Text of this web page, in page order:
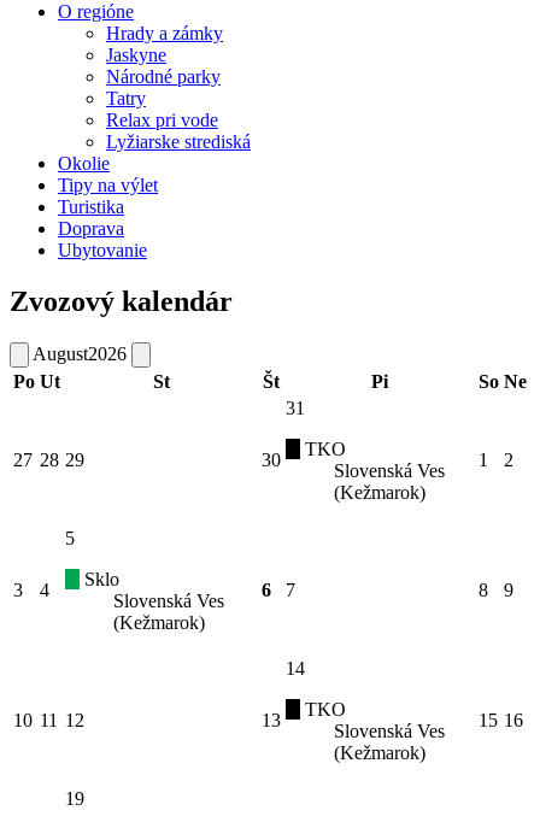
O regióne
Hrady a zámky
Jaskyne
Národné parky
Tatry
Relax pri vode
Lyžiarske strediská
Okolie
Tipy na výlet
Turistika
Doprava
Ubytovanie
Zvozový kalendár
August2026
Po Ut St Št Pi So Ne
27 28 29 30
31
TKO
Slovenská Ves
(Kežmarok)
1 2
3 4
5
Sklo
Slovenská Ves
(Kežmarok)
6 7 8 9
10 11 12 13
14
TKO
Slovenská Ves
(Kežmarok)
15 16
19